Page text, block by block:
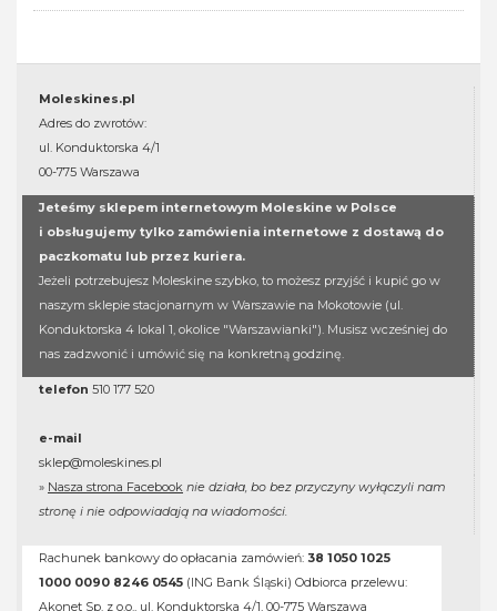
Moleskines.pl
Adres do zwrotów:
ul. Konduktorska 4/1
00-775 Warszawa
Jeteśmy sklepem internetowym Moleskine w Polsce
i obsługujemy tylko zamówienia internetowe z dostawą do
paczkomatu lub przez kuriera.
Jeżeli potrzebujesz Moleskine szybko, to możesz przyjść i kupić go w
naszym sklepie stacjonarnym w Warszawie na Mokotowie (ul.
Konduktorska 4 lokal 1, okolice "Warszawianki"). Musisz wcześniej do
nas zadzwonić i umówić się na konkretną godzinę.
telefon 510 177 520
e-mail
sklep@moleskines.pl
» Nasza strona Facebook nie działa, bo bez przyczyny wyłączyli nam
stronę i nie odpowiadają na wiadomości.
Rachunek bankowy do opłacania zamówień: 38 1050 1025
1000 0090 8246 0545 (ING Bank Śląski) Odbiorca przelewu:
Akonet Sp. z o.o., ul. Konduktorska 4/1, 00-775 Warszawa